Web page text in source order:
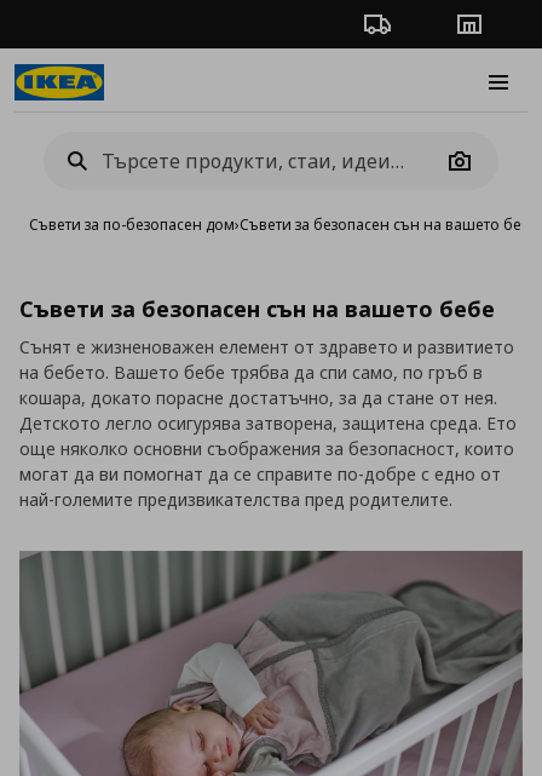
Проследяване на
Camera
Съвети за по-безопасен дом›Съвети за безопасен сън на вашето бебе
Съвети за безопасен сън на вашето бебе
Сънят е жизненоважен елемент от здравето и развитието
на бебето. Вашето бебе трябва да спи само, по гръб в
кошара, докато порасне достатъчно, за да стане от нея.
Детското легло осигурява затворена, защитена среда. Ето
още няколко основни съображения за безопасност, които
могат да ви помогнат да се справите по-добре с едно от
най-големите предизвикателства пред родителите.